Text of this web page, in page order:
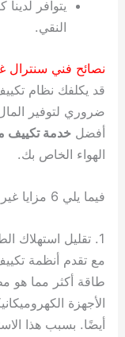
يتوافر
النقي.
نصائح فني سنترال
قد يكلفك نظام تكييف
ضروري لتوفير
أفضلخدمة تكييف
الهواء الخاص بك.
فيما يلي 6 مزايا غير متوقعة للحصول على مكيف هواء جديد:
1. تقليل استهلاك الطاقة
مع تقدم أنظمة
طاقة أكثر مما هو
الأجهزة
أيضًا. بسبب هذا